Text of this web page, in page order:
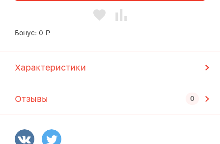
Бонус: 0 Р
Характеристики
Отзывы